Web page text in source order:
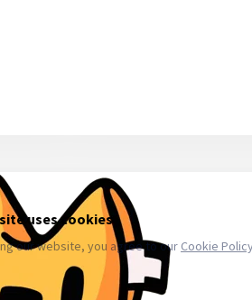
приобретайте то количество, которое
у Вас возникают проблемы с
fbstore.ru в свою очередь,
что в случае уничтожения,
каких прав третьих лиц. Весь товар
товаров. Мы уважаем закон и
купить аккаунт в вк, биржа аккаунтов,